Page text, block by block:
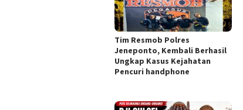
Tim Resmob Polres
Jeneponto, Kembali Berhasil
Ungkap Kasus Kejahatan
Pencuri handphone